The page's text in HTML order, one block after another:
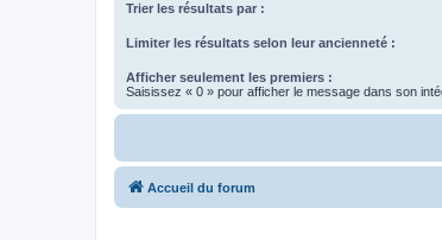
Trier les résultats par :
Limiter les résultats selon leur ancienneté :
Afficher seulement les premiers :
Saisissez « 0 » pour afficher le message dans son
Accueil du forum